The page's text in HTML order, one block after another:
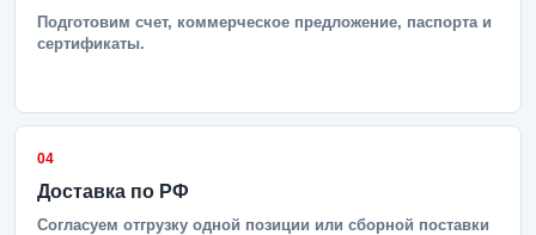
Подготовим счет, коммерческое предложение, паспорта и
сертификаты.
04
Доставка по РФ
Согласуем отгрузку одной позиции или сборной поставки